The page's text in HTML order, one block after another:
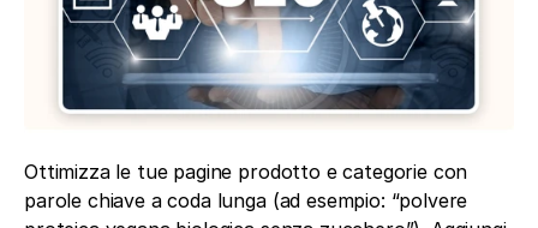
Ottimizza le tue pagine prodotto e categorie con
parole chiave a coda lunga (ad esempio: “polvere